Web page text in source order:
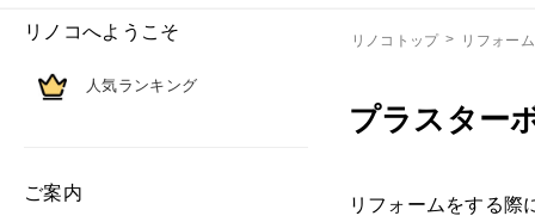
リノコトップ リフォー
プラスター
リフォームをする際
リノコへようこそ
人気ランキング
ご案内